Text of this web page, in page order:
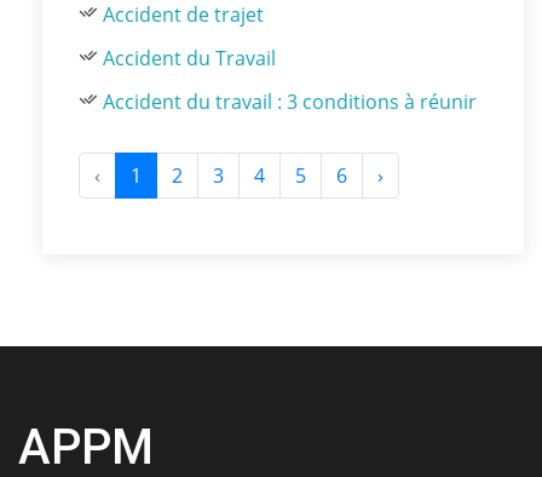
Accident de trajet
Accident du Travail
Accident du travail : 3 conditions à réunir
‹ 1 2 3 4 5 6 ›
APPM